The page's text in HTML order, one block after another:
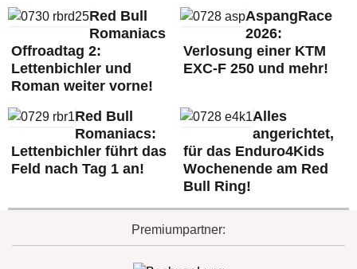
Red Bull
Romaniacs
Offroadtag 2:
Lettenbichler und
Roman weiter vorne!
AspangRace
2026:
Verlosung einer KTM
EXC-F 250 und mehr!
Red Bull
Romaniacs:
Lettenbichler führt das
Feld nach Tag 1 an!
Alles
angerichtet,
für das Enduro4Kids
Wochenende am Red
Bull Ring!
Premiumpartner: